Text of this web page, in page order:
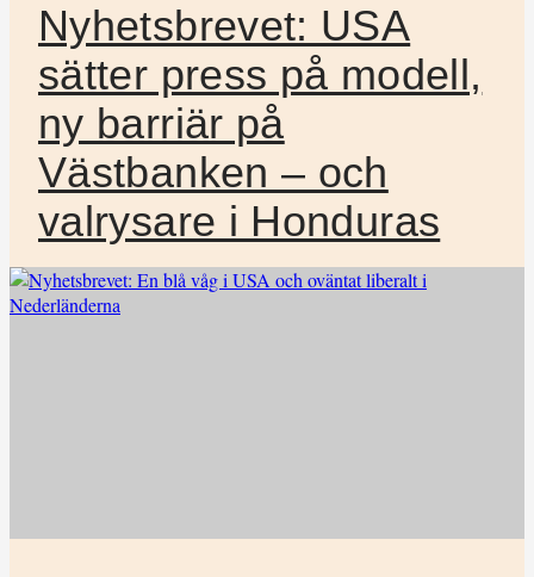
Nyhetsbrevet: USA
sätter press på modell,
ny barriär på
Västbanken – och
valrysare i Honduras